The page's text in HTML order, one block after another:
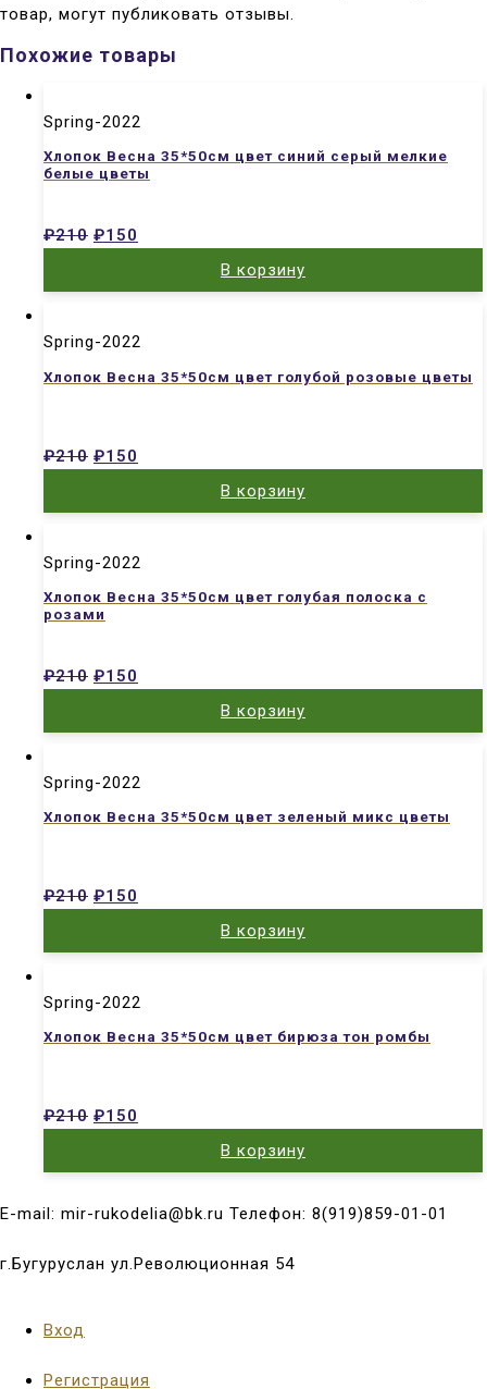
товар, могут публиковать отзывы.
Похожие товары
Spring-2022
Хлопок Весна 35*50см цвет синий серый мелкие
белые цветы
₽210 ₽150
В корзину
Spring-2022
Хлопок Весна 35*50см цвет голубой розовые цветы
₽210 ₽150
В корзину
Spring-2022
Хлопок Весна 35*50см цвет голубая полоска с
розами
₽210 ₽150
В корзину
Spring-2022
Хлопок Весна 35*50см цвет зеленый микс цветы
₽210 ₽150
В корзину
Spring-2022
Хлопок Весна 35*50см цвет бирюза тон ромбы
₽210 ₽150
В корзину
E-mail: mir-rukodelia@bk.ru Телефон: 8(919)859-01-01
г.Бугуруслан ул.Революционная 54
Вход
Регистрация